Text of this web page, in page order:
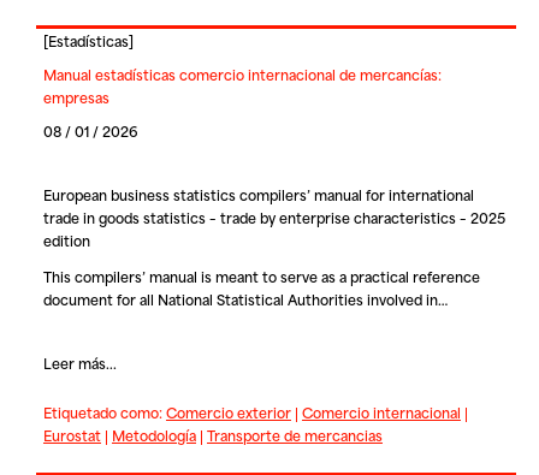
[Estadísticas]
Manual estadísticas comercio internacional de mercancías:
empresas
08 / 01 / 2026
European business statistics compilers’ manual for international
trade in goods statistics – trade by enterprise characteristics – 2025
edition
This compilers’ manual is meant to serve as a practical reference
document for all National Statistical Authorities involved in…
Leer más...
Etiquetado como:Comercio exterior| Comercio internacional |
Eurostat| Metodología| Transporte de mercancias